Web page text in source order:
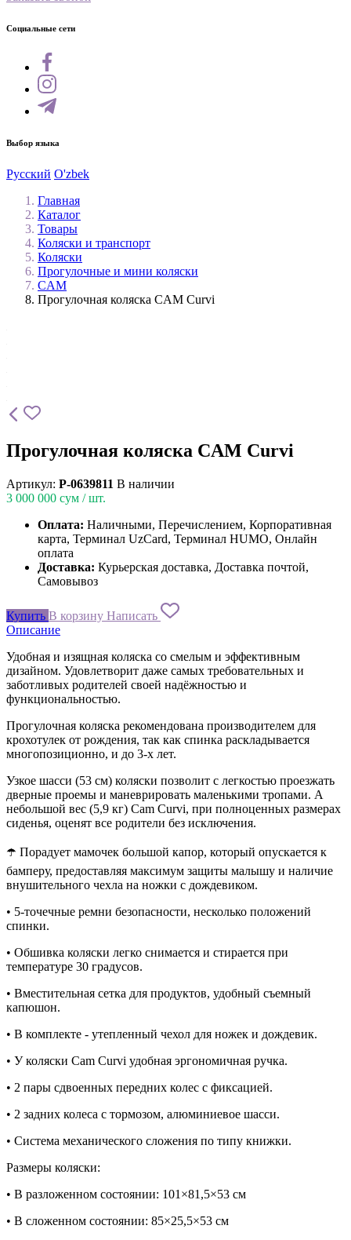
Социальные сети
Выбор языка
Русский O'zbek
Главная
Каталог
Товары
Коляски и транспорт
Коляски
Прогулочные и мини коляски
CAM
Прогулочная коляска CAM Curvi
Прогулочная коляска CAM Curvi
Артикул: P-0639811 В наличии
3 000 000 сум / шт.
Оплата: Наличными, Перечислением, Корпоративная
карта, Терминал UzCard, Терминал HUMO, Онлайн
оплата
Доставка: Курьерская доставка, Доставка почтой,
Самовывоз
Купить В корзину Написать
Описание
Удобная и изящная коляска со смелым и эффективным
дизайном. Удовлетворит даже самых требовательных и
заботливых родителей своей надёжностью и
функциональностью.
Прогулочная коляска рекомендована производителем для
крохотулек от рождения, так как спинка раскладывается
многопозиционно, и до 3-х лет.
Узкое шасси (53 см) коляски позволит с легкостью проезжать
дверные проемы и маневрировать маленькими тропами. А
небольшой вес (5,9 кг) Cam Curvi, при полноценных размерах
сиденья, оценят все родители без исключения.
☂️ Порадует мамочек большой капор, который опускается к
бамперу, предоставляя максимум защиты малышу и наличие
внушительного чехла на ножки с дождевиком.
• 5-точечные ремни безопасности, несколько положений
спинки.
• Обшивка коляски легко снимается и стирается при
температуре 30 градусов.
• Вместительная сетка для продуктов, удобный съемный
капюшон.
• В комплекте - утепленный чехол для ножек и дождевик.
• У коляски Cam Curvi удобная эргономичная ручка.
• 2 пары сдвоенных передних колес с фиксацией.
• 2 задних колеса с тормозом, алюминиевое шасси.
• Система механического сложения по типу книжки.
Размеры коляски:
• В разложенном состоянии: 101×81,5×53 см
• В сложенном состоянии: 85×25,5×53 см